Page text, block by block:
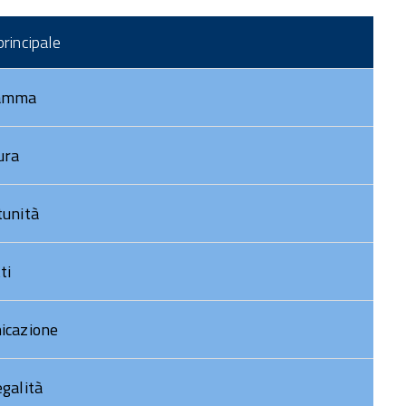
Gallery
Gallery
DOCUMENTI POC
STRUTTURA POC